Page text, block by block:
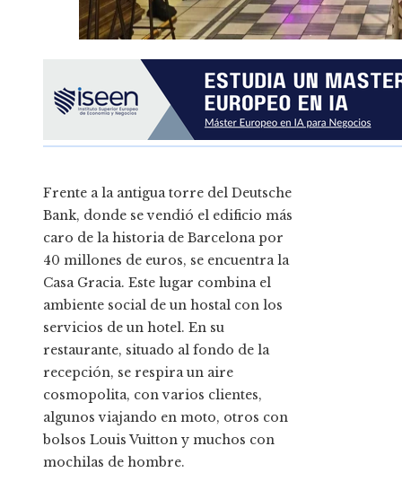
Frente a la antigua torre del Deutsche
Bank, donde se vendió el edificio más
caro de la historia de Barcelona por
40 millones de euros, se encuentra la
Casa Gracia. Este lugar combina el
ambiente social de un hostal con los
servicios de un hotel. En su
restaurante, situado al fondo de la
recepción, se respira un aire
cosmopolita, con varios clientes,
algunos viajando en moto, otros con
bolsos Louis Vuitton y muchos con
mochilas de hombre.